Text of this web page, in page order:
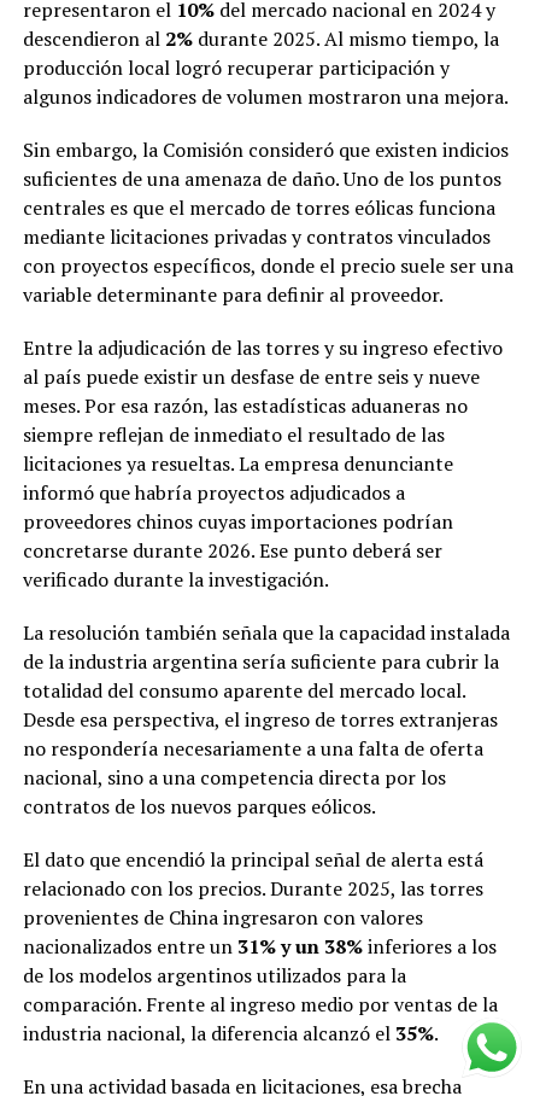
representaron el 10%del mercado nacional en 2024 y
descendieron al 2%durante 2025. Al mismo tiempo, la
producción local logró recuperar participación y
algunos indicadores de volumen mostraron una mejora.
Sin embargo, la Comisión consideró que existen indicios
suficientes de una amenaza de daño. Uno de los puntos
centrales es que el mercado de torres eólicas funciona
mediante licitaciones privadas y contratos vinculados
con proyectos específicos, donde el precio suele ser una
variable determinante para definir al proveedor.
Entre la adjudicación de las torres y su ingreso efectivo
al país puede existir un desfase de entre seis y nueve
meses. Por esa razón, las estadísticas aduaneras no
siempre reflejan de inmediato el resultado de las
licitaciones ya resueltas. La empresa denunciante
informó que habría proyectos adjudicados a
proveedores chinos cuyas importaciones podrían
concretarse durante 2026. Ese punto deberá ser
verificado durante la investigación.
La resolución también señala que la capacidad instalada
de la industria argentina sería suficiente para cubrir la
totalidad del consumo aparente del mercado local.
Desde esa perspectiva, el ingreso de torres extranjeras
no respondería necesariamente a una falta de oferta
nacional, sino a una competencia directa por los
contratos de los nuevos parques eólicos.
El dato que encendió la principal señal de alerta está
relacionado con los precios. Durante 2025, las torres
provenientes de China ingresaron con valores
nacionalizados entre un 31% y un 38%inferiores a los
de los modelos argentinos utilizados para la
comparación. Frente al ingreso medio por ventas de la
industria nacional, la diferencia alcanzó el 35%.
En una actividad basada en licitaciones, esa brecha